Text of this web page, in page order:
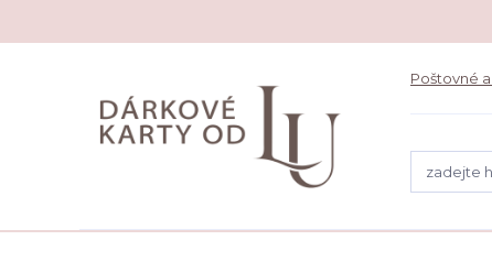
Poštovné